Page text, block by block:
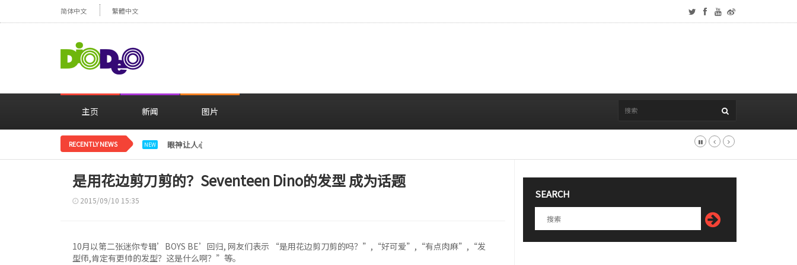
简体中文 繁體中文
主页 新闻 图片
RECENTLY NEWS NEW 眼神让人心动，美貌闪耀……安宥真，就算瞪着看也很漂亮呢
是用花边剪刀剪的？Seventeen Dino的发型 成为话题
2015/09/10 15:35
10月以第二张迷你专辑’BOYS BE’回归, 网友们表示 “是用花边剪刀剪的吗？”,“好可爱”,“有点肉麻”,“发
型师,肯定有更帅的发型？这是什么啊？”等。
SEARCH